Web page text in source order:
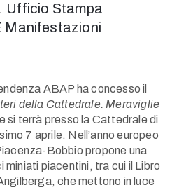
Ufficio Stampa
Manifestazioni
ABAP ha concesso il
della Cattedrale. Meraviglie
si terrà presso la Cattedrale di
7 aprile. Nell’anno europeo
Bobbio propone una
piacentini, tra cui il Libro
che mettono in luce